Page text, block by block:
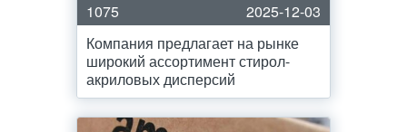
1075
2025-12-03
Компания предлагает на рынке
широкий ассортимент стирол-
акриловых дисперсий